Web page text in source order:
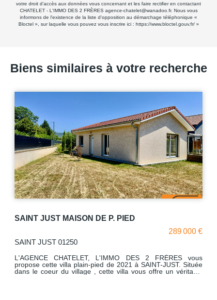
votre droit d'accès aux données vous concernant et les faire rectifier en contactant
CHATELET - L'IMMO DES 2 FRÈRES agence-chatelet@wanadoo.fr. Nous vous
informons de l'existence de la liste d'opposition au démarchage téléphonique «
Bloctel », sur laquelle vous pouvez vous inscrire ici : https://www.bloctel.gouv.fr/»
Biens similaires à votre recherche
SAINT JUST MAISON DE P. PIED
289 000 €
SAINT JUST 01250
L'AGENCE CHATELET, L'IMMO DES 2 FRÈRES vous
propose cette villa plain-pied de 2021 à SAINT-JUST. Située
dans le coeur du village , cette villa vous offre un véritable